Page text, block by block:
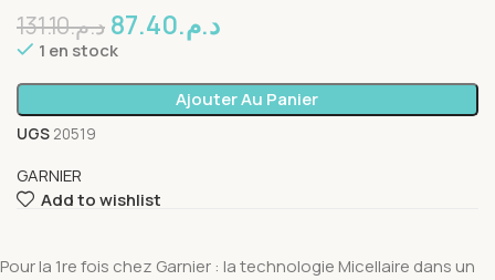
د.م.131.10 د.م.87.40
1 en stock
Ajouter Au Panier
UGS 20519
GARNIER
Add to wishlist
Pour la 1re fois chez Garnier : la technologie Micellaire dans un